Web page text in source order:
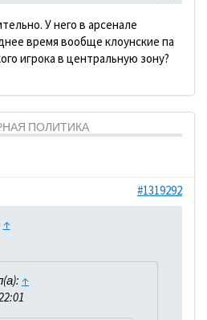
У него в арсенале
время вообще клоунские па
игрока в центральную зону?
ПОЛИТИКА
#1319292
↑
↑